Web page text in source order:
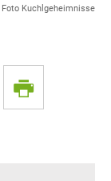
Foto Kuchlgeheimnisse